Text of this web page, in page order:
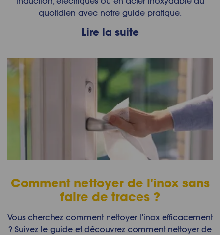
quotidien avec notre guide pratique.
Lire la suite
Comment nettoyer de l'inox sans
faire de traces ?
Vous cherchez comment nettoyer l’inox efficacement
? Suivez le guide et découvrez comment nettoyer de